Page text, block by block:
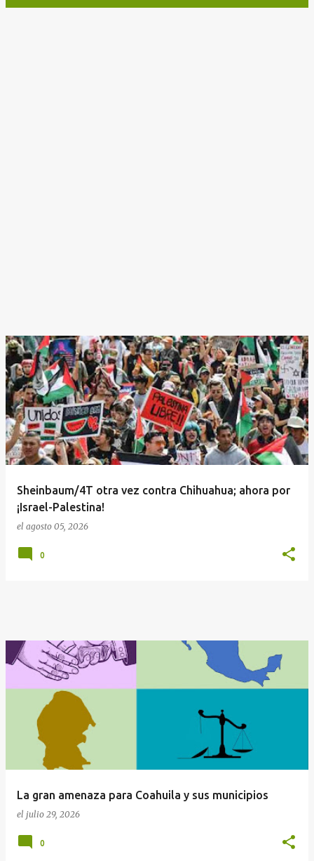
Sheinbaum/4T otra vez contra Chihuahua; ahora por
¡Israel-Palestina!
el agosto 05, 2026
0
La gran amenaza para Coahuila y sus municipios
el julio 29, 2026
0